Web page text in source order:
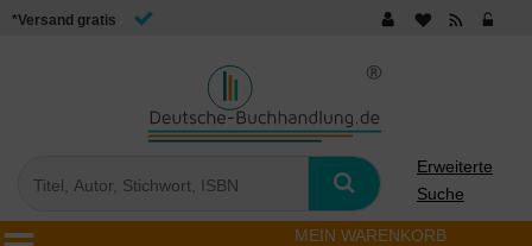
*Versand gratis
Erweiterte
Suche
MEIN WARENKORB